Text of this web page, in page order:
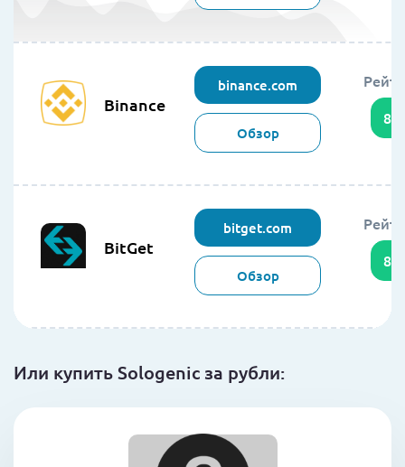
Binance
binance.com
Обзор
86
BitGet
bitget.com
Обзор
85
Или купить Sologenic за рубли: